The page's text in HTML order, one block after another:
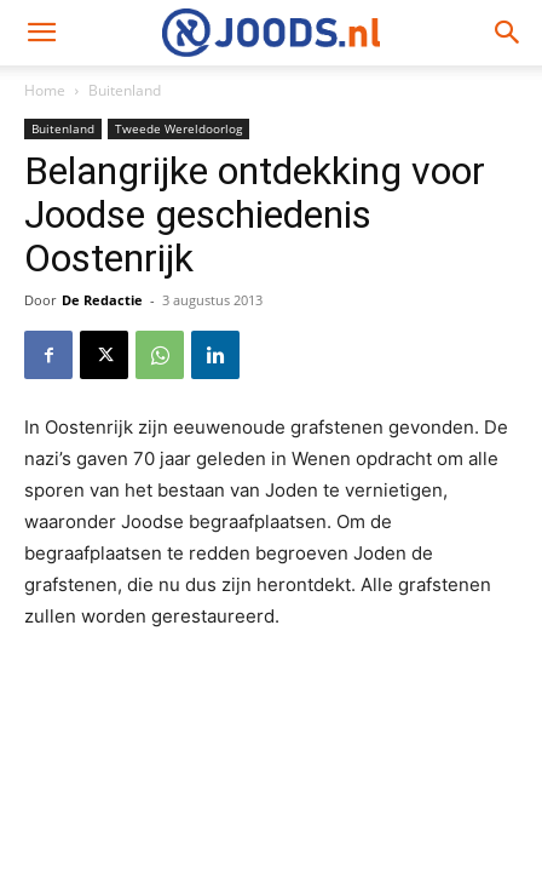
Home Buitenland
Buitenland Tweede Wereldoorlog
Belangrijke ontdekking voor
Joodse geschiedenis
Oostenrijk
Door De Redactie - 3 augustus 2013
In Oostenrijk zijn eeuwenoude grafstenen gevonden. De
nazi’s gaven 70 jaar geleden in Wenen opdracht om alle
sporen van het bestaan van Joden te vernietigen,
waaronder Joodse begraafplaatsen. Om de
begraafplaatsen te redden begroeven Joden de
grafstenen, die nu dus zijn herontdekt. Alle grafstenen
zullen worden gerestaureerd.